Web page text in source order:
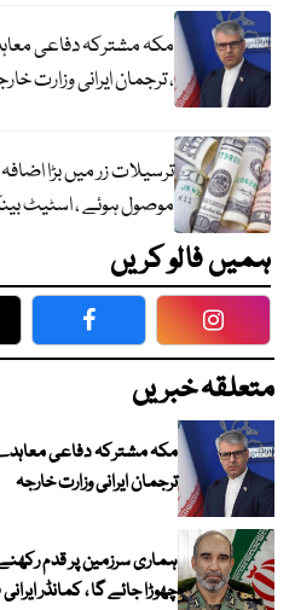
مکہ مشترکہ دفاعی
، ترجمان ایرانی وزارت
موصول ہوئے ، اسٹیٹ
ہمیں فالو کریں
Facebook
متعلقہ خبریں
مکہ مشترکہ دفاعی
ترجمان ایرانی وزارت خارجہ
ہماری سرزمین پر قدم
چھوڑا جائے گا ، کمانڈر